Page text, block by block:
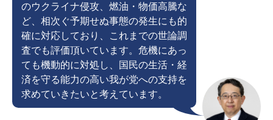
のウクライナ侵攻、燃油・物価高騰な
ど、相次ぐ予期せぬ事態の発生にも的
確に対応しており、これまでの世論調
査でも評価頂いています。危機にあっ
ても機動的に対処し、国民の生活・経
済を守る能力の高い我が党への支持を
求めていきたいと考えています。